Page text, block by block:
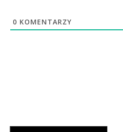
0 KOMENTARZY